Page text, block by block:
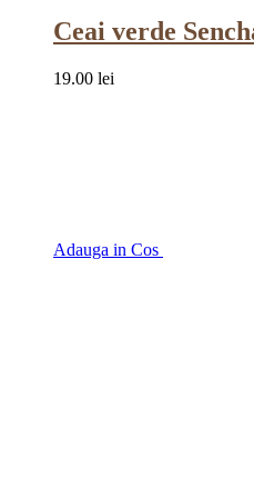
Ceai verde
19.00 lei
Adauga in Cos